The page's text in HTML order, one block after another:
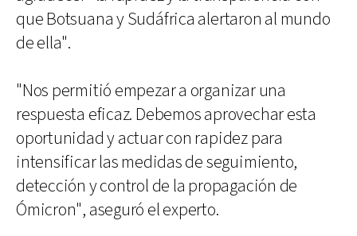
que Botsuana y Sudáfrica alertaron al mundo
de ella".
"Nos permitió empezar a organizar una
respuesta eficaz. Debemos aprovechar esta
oportunidad y actuar con rapidez para
intensificar las medidas de seguimiento,
detección y control de la propagación de
Ómicron", aseguró el experto.